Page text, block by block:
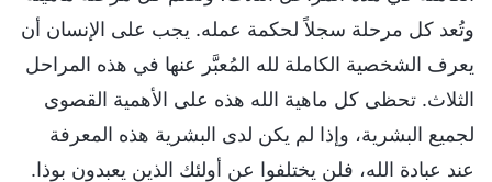
وتُعد كل مرحلة سجلاً لحكمة عمله. يجب على الإنسان أن
يعرف الشخصية الكاملة لله المُعبَّر عنها في هذه المراحل
الثلاث. تحظى كل ماهية الله هذه على الأهمية القصوى
لجميع البشرية، وإذا لم يكن لدى البشرية هذه المعرفة
عند عبادة الله، فلن يختلفوا عن أولئك الذين يعبدون بوذا.